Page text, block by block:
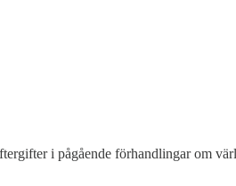
i pågående förhandlingar om